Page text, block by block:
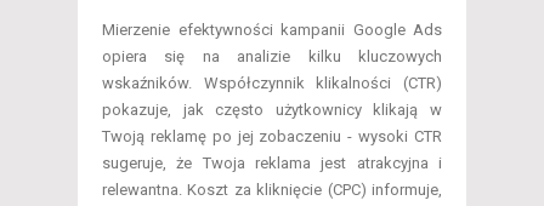
Mierzenie efektywności kampanii Google Ads
opiera się na analizie kilku kluczowych
wskaźników. Współczynnik klikalności (CTR)
pokazuje, jak często użytkownicy klikają w
Twoją reklamę po jej zobaczeniu - wysoki CTR
sugeruje, że Twoja reklama jest atrakcyjna i
relewantna. Koszt za kliknięcie (CPC) informuje,